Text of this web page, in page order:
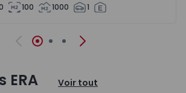
100 1000 1
Précédent Suivant
ERA Voir tout